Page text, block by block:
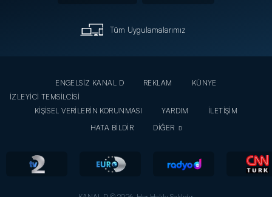
Tüm Uygulamalarımız
ENGELSİZ KANAL D REKLAM
KÜNYE
İZLEYİCİ TEMSİLCİSİ
KİŞİSEL VERİLERİN KORUNMASI
YARDIM
İLETİŞİM
HATA BİLDİR
DİĞER